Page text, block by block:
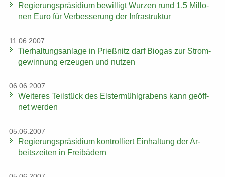
Re­gie­rungs­prä­si­di­um be­wil­ligt Wur­zen rund 1,5 Mil­lo­
nen Euro für Ver­bes­se­rung der In­fra­struk­tur
11.06.2007
Tier­hal­tungs­an­la­ge in Prieß­nitz darf Bio­gas zur Strom­
ge­win­nung er­zeu­gen und nut­zen
06.06.2007
Wei­te­res Teil­stück des Els­ter­mühl­gra­bens kann ge­öff­
net wer­den
05.06.2007
Re­gie­rungs­prä­si­di­um kon­trol­liert Ein­hal­tung der Ar­
beits­zei­ten in Frei­bä­dern